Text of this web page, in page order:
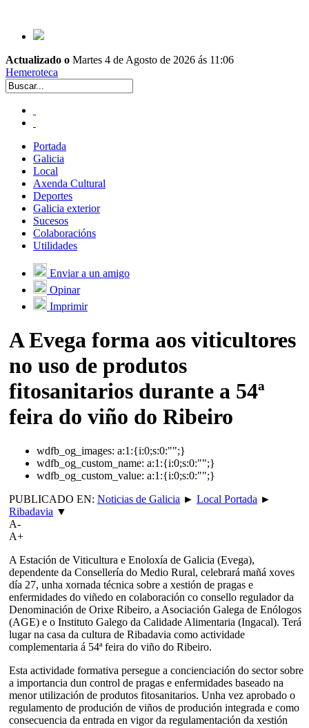
Actualizado o Martes 4 de Agosto de 2026 ás 11:06
Hemeroteca
Portada
Galicia
Local
Axenda Cultural
Deportes
Galicia exterior
Sucesos
Colaboracións
Utilidades
Enviar a un amigo
Opinar
Imprimir
A Evega forma aos viticultores
no uso de produtos
fitosanitarios durante a 54ª
feira do viño do Ribeiro
wdfb_og_images: a:1:{i:0;s:0:"";}
wdfb_og_custom_name: a:1:{i:0;s:0:"";}
wdfb_og_custom_value: a:1:{i:0;s:0:"";}
PUBLICADO EN: Noticias de Galicia ► Local Portada ►
Ribadavia ▼
A-
A+
A Estación de Viticultura e Enoloxía de Galicia (Evega),
dependente da Consellería do Medio Rural, celebrará mañá xoves
día 27, unha xornada técnica sobre a xestión de pragas e
enfermidades do viñedo en colaboración co consello regulador da
Denominación de Orixe Ribeiro, a Asociación Galega de Enólogos
(AGE) e o Instituto Galego da Calidade Alimentaria (Ingacal). Terá
lugar na casa da cultura de Ribadavia como actividade
complementaria á 54ª feira do viño do Ribeiro.
Esta actividade formativa persegue a concienciación do sector sobre
a importancia dun control de pragas e enfermidades baseado na
menor utilización de produtos fitosanitarios. Unha vez aprobado o
regulamento de produción de viños de produción integrada e como
consecuencia da entrada en vigor da regulamentación da xestión